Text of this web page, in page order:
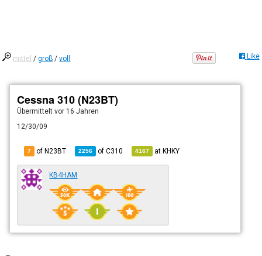
mittel /groß /voll Like
Cessna 310 (N23BT)
Übermitteltvor 16 Jahren
12/30/09
7 of N23BT 2256 ofC310 4167 atKHKY
KB4HAM